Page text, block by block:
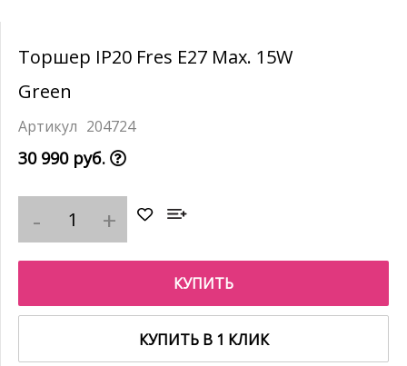
Торшер IP20 Fres E27 Max. 15W
Green
204724
30 990 руб.
КУПИТЬ
КУПИТЬ В 1 КЛИК